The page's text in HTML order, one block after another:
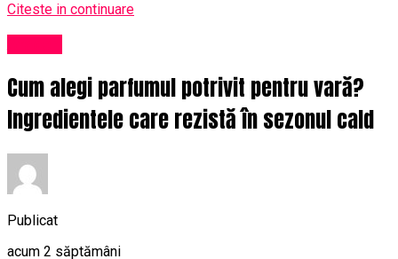
Citeste in continuare
Cum alegi parfumul potrivit pentru vară?
Ingredientele care rezistă în sezonul cald
Publicat
acum 2 săptămâni